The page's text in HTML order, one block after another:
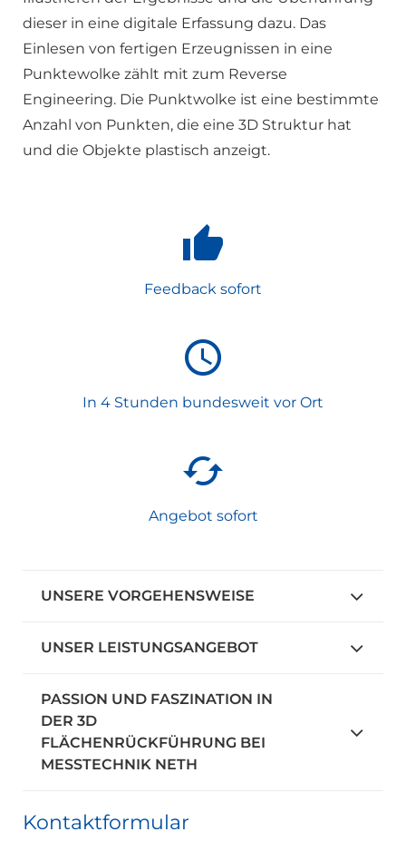
dieser in eine digitale Erfassung dazu. Das
Einlesen von fertigen Erzeugnissen in eine
Punktewolke zählt mit zum Reverse
Engineering. Die Punktwolke ist eine bestimmte
Anzahl von Punkten, die eine 3D Struktur hat
und die Objekte plastisch anzeigt.
Feedback sofort
In 4 Stunden bundesweit vor Ort
Angebot sofort
UNSERE VORGEHENSWEISE
UNSER LEISTUNGSANGEBOT
PASSION UND FASZINATION IN
DER 3D
FLÄCHENRÜCKFÜHRUNG BEI
MESSTECHNIK NETH
Kontaktformular